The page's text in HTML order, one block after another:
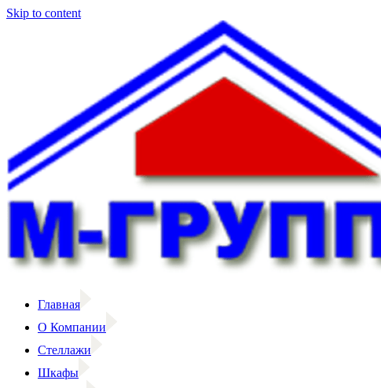
Skip to content
Главная
О Компании
Стеллажи
Шкафы